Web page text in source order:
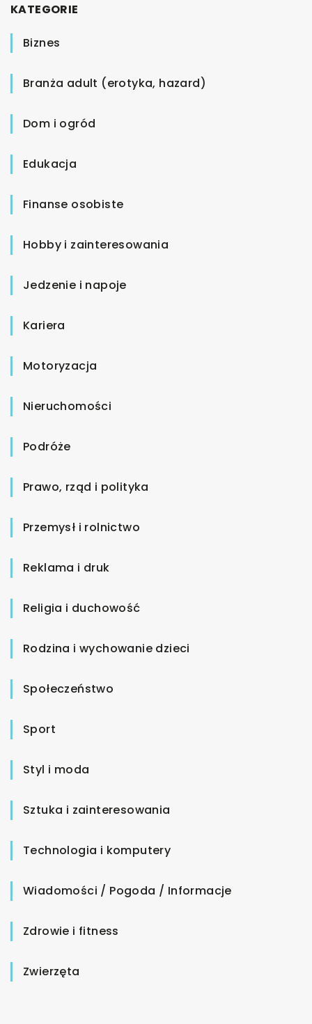
KATEGORIE
Biznes
Branża adult (erotyka, hazard)
Dom i ogród
Edukacja
Finanse osobiste
Hobby i zainteresowania
Jedzenie i napoje
Kariera
Motoryzacja
Nieruchomości
Podróże
Prawo, rząd i polityka
Przemysł i rolnictwo
Reklama i druk
Religia i duchowość
Rodzina i wychowanie dzieci
Społeczeństwo
Sport
Styl i moda
Sztuka i zainteresowania
Technologia i komputery
Wiadomości / Pogoda / Informacje
Zdrowie i fitness
Zwierzęta